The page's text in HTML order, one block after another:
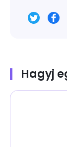
Hagyj